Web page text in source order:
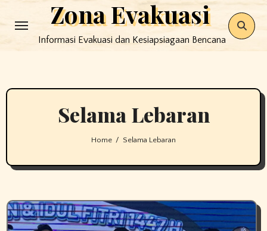
to
Zona Evakuasi
Informasi Evakuasi dan Kesiapsiagaan Bencana
Selama Lebaran
Home Selama Lebaran